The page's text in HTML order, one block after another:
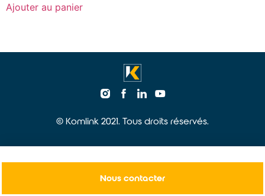
Ajouter au panier
© Komlink 2021. Tous droits réservés.
Nous contacter